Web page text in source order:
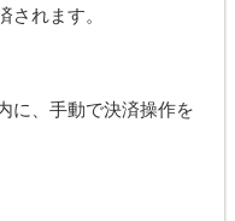
されます。
に、手動で決済操作を